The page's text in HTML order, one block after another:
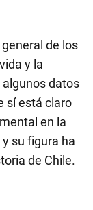
de los
y la
algunos datos
sí está claro
en la
su figura ha
de Chile.